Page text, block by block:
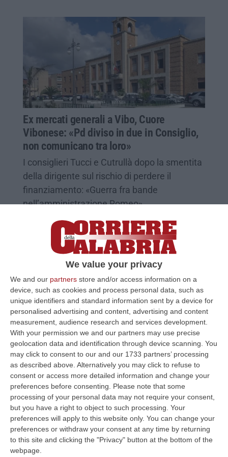
We value your privacy
We and our partners store and/or access information on a
device, such as cookies and process personal data, such as
unique identifiers and standard information sent by a device for
personalised advertising and content, advertising and content
measurement, audience research and services development.
With your permission we and our partners may use precise
geolocation data and identification through device scanning. You
may click to consent to our and our 1733 partners’ processing
as described above. Alternatively you may click to refuse to
consent or access more detailed information and change your
preferences before consenting.
Please note that some
processing of your personal data may not require your consent,
but you have a right to object to such processing. Your
preferences will apply to this website only. You can change your
preferences or withdraw your consent at any time by returning
to this site and clicking the "Privacy" button at the bottom of the
webpage.
Ex mercati generali a Vibo, Cuore
Vibonese: «Pd diviso in due in Consiglio,
non comunicano tra loro»
I consiglieri Tucci e Cutrullà dopo la smentita
della dirigente sul rischio di perdere il
finanziamento: «Guerra fra bande
nell’amministrazione Romeo»
Pubblicato il: 25/02/25 – 16:48
Musicisti senza stipendio, fondi revocati e
lo scontro Veronesi-Accardo: il caos
dell’Orchestra sinfonica della Calabria
Nata a Vibo nel 2022, ora rischia di sparire.
Sullo sfondo inadempienze, un direttore
artistico “fantasma” e l’appello del Comune a
Mattarella